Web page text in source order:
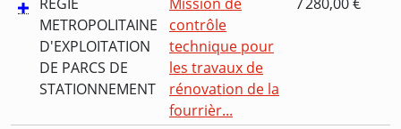
METROPOLITAINE
D'EXPLOITATION
DE PARCS DE
STATIONNEMENT
contrôle
technique pour
les travaux de
rénovation de la
fourrièr...